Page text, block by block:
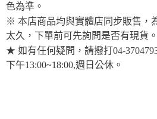
色為準。
※ 本店商品均與實體店同步販售，
太久，下單前可先詢問是否有現貨。
★ 如有任何疑問，請撥打04-
下午13:00~18:00,週日公休。